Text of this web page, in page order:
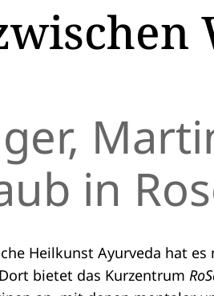
in
Heilkunst Ayurveda hat
bietet das Kurzentrum